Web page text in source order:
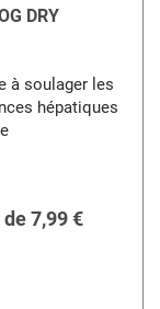
DRY
à soulager les
hépatiques
7,99 €